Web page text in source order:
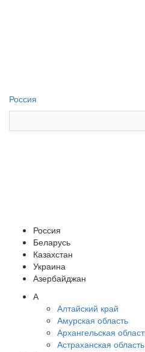
Россия
Россия
Беларусь
Казахстан
Украина
Азербайджан
А
Алтайский край
Амурская область
Архангельская
Астраханская область